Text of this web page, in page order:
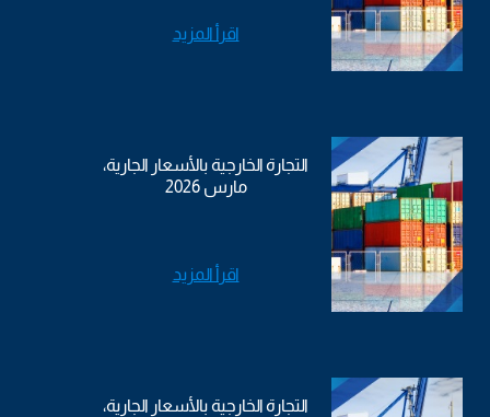
اقرأ المزيد
التجارة الخارجية بالأسعار الجارية،
مارس 2026
اقرأ المزيد
التجارة الخارجية بالأسعار الجارية،